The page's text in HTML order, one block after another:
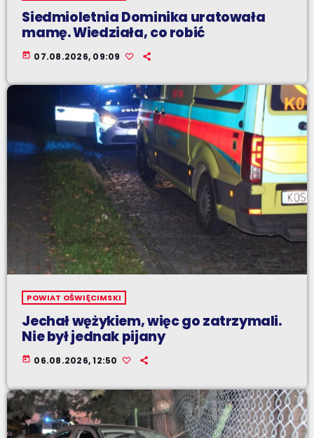
Siedmioletnia Dominika uratowała
mamę. Wiedziała, co robić
today 07.08.2026, 09:09
POWIAT OŚWIĘCIMSKI
Jechał wężykiem, więc go zatrzymali.
Nie był jednak pijany
today 06.08.2026, 12:50